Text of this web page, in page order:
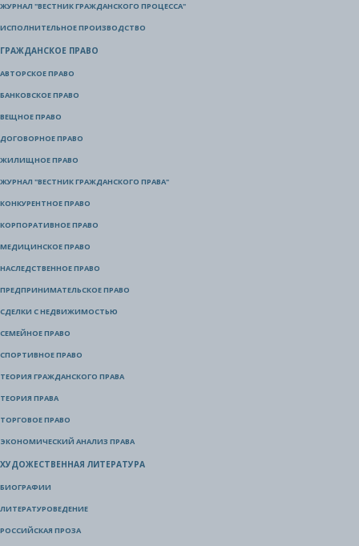
ЖУРНАЛ "ВЕСТНИК ГРАЖДАНСКОГО ПРОЦЕССА"
ИСПОЛНИТЕЛЬНОЕ ПРОИЗВОДСТВО
ГРАЖДАНСКОЕ ПРАВО
АВТОРСКОЕ ПРАВО
БАНКОВСКОЕ ПРАВО
ВЕЩНОЕ ПРАВО
ДОГОВОРНОЕ ПРАВО
ЖИЛИЩНОЕ ПРАВО
ЖУРНАЛ "ВЕСТНИК ГРАЖДАНСКОГО ПРАВА"
КОНКУРЕНТНОЕ ПРАВО
КОРПОРАТИВНОЕ ПРАВО
МЕДИЦИНСКОЕ ПРАВО
НАСЛЕДСТВЕННОЕ ПРАВО
ПРЕДПРИНИМАТЕЛЬСКОЕ ПРАВО
СДЕЛКИ С НЕДВИЖИМОСТЬЮ
СЕМЕЙНОЕ ПРАВО
СПОРТИВНОЕ ПРАВО
ТЕОРИЯ ГРАЖДАНСКОГО ПРАВА
ТЕОРИЯ ПРАВА
ТОРГОВОЕ ПРАВО
ЭКОНОМИЧЕСКИЙ АНАЛИЗ ПРАВА
ХУДОЖЕСТВЕННАЯ ЛИТЕРАТУРА
БИОГРАФИИ
ЛИТЕРАТУРОВЕДЕНИЕ
РОССИЙСКАЯ ПРОЗА